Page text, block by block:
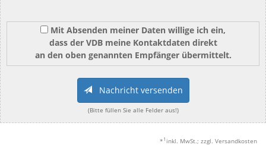
Mit Absenden meiner Daten willige ich ein,
dass der VDB meine Kontaktdaten direkt
an den oben genannten Empfänger übermittelt.
Nachricht versenden
(Bitte füllen Sie alle Felder aus!)
* 1 inkl. MwSt.; zzgl. Versandkosten